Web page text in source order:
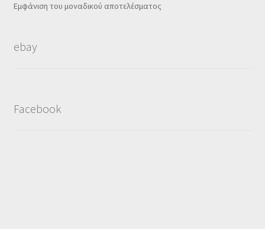
Εμφάνιση του μοναδικού αποτελέσματος
ebay
Facebook